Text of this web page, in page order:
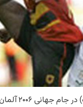
و زننده گل ایران به آنگولا